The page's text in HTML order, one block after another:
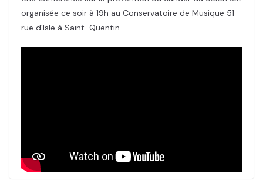
organisée ce soir à 19h au Conservatoire de Musique 51
rue d’Isle à Saint-Quentin.